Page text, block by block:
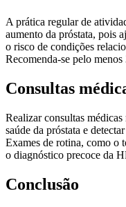
A prática regular de
aumento da próstata, pois
o risco de condições
Recomenda-se pelo
Consultas
Realizar consultas
saúde da próstata e
Exames de rotina, como o
o diagnóstico precoce da
Conclusão